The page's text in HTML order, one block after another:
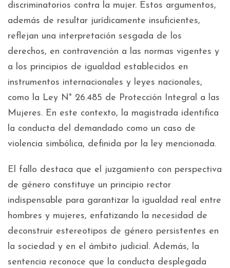
discriminatorios contra la mujer. Estos argumentos,
además de resultar jurídicamente insuficientes,
reflejan una interpretación sesgada de los
derechos, en contravención a las normas vigentes y
a los principios de igualdad establecidos en
instrumentos internacionales y leyes nacionales,
como la Ley N° 26.485 de Protección Integral a las
Mujeres. En este contexto, la magistrada identifica
la conducta del demandado como un caso de
violencia simbólica, definida por la ley mencionada.
El fallo destaca que el juzgamiento con perspectiva
de género constituye un principio rector
indispensable para garantizar la igualdad real entre
hombres y mujeres, enfatizando la necesidad de
deconstruir estereotipos de género persistentes en
la sociedad y en el ámbito judicial. Además, la
sentencia reconoce que la conducta desplegada